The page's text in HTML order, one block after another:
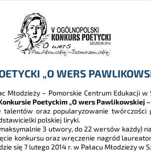
„O WERS
Młodzieży – Pomorskie Centrum Edukacji
Poetyckim „O wers Pawlikowskiej –
oraz popularyzowanie twórczości
polskiej liryki.
3 utwory, do 22 wersów każdy)
konkursu oraz wręczenie nagród
się 7 lutego 2014 r. w Pałacu Młodzieży w